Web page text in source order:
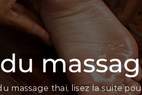
massage thaï, lisez la suite